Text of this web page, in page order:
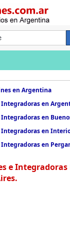
en Argentina
Integradoras en
Integradoras en
Integradoras en
Integradoras en
e